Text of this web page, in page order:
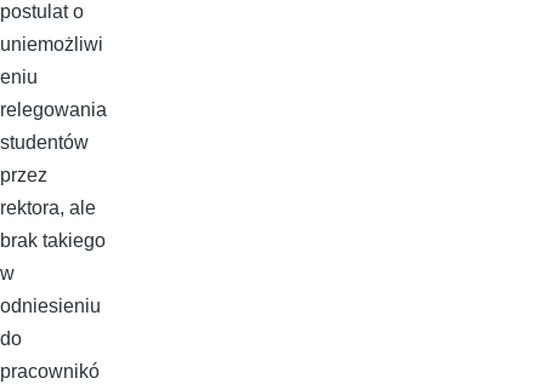
postulat o
uniemożliwi
eniu
relegowania
studentów
przez
rektora, ale
brak takiego
w
odniesieniu
do
pracownikó